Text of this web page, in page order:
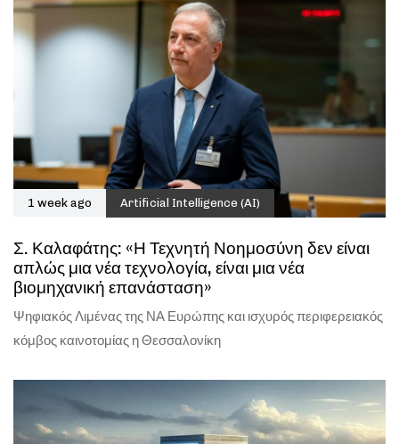
1 week ago Artificial Intelligence (AI)
Σ. Καλαφάτης: «Η Τεχνητή Νοημοσύνη δεν είναι
απλώς μια νέα τεχνολογία, είναι μια νέα
βιομηχανική επανάσταση»
Ψηφιακός Λιμένας της ΝΑ Ευρώπης και ισχυρός περιφερειακός
κόμβος καινοτομίας η Θεσσαλονίκη